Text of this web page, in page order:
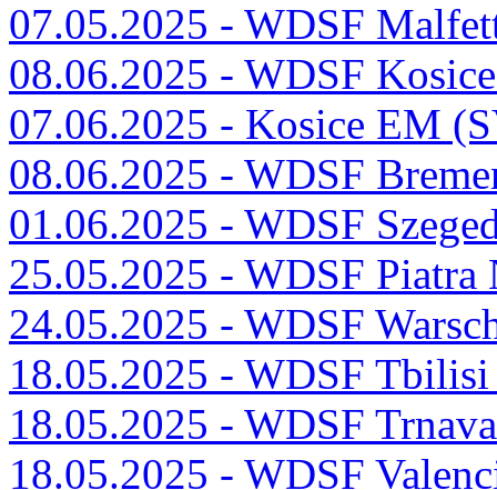
07.05.2025 - WDSF
08.06.2025 - WDSF
07.06.2025 - Kosice EM
08.06.2025 - WDSF
01.06.2025 - WDSF
25.05.2025 - WDSF Piatra
24.05.2025 - WDSF
18.05.2025 - WDSF
18.05.2025 - WDSF
18.05.2025 - WDSF